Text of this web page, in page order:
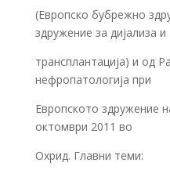
(Европско бубрежно
здружение за дијализа и
трансплантација) и од
нефропатологија при
Европското здружение
октомври 2011 во
Охрид. Главни теми: